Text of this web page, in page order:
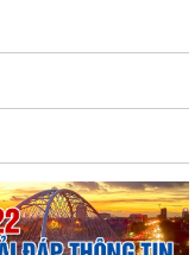
TRUYỀN, NÂNG CAO KỸ
phường Việt Hòa năm